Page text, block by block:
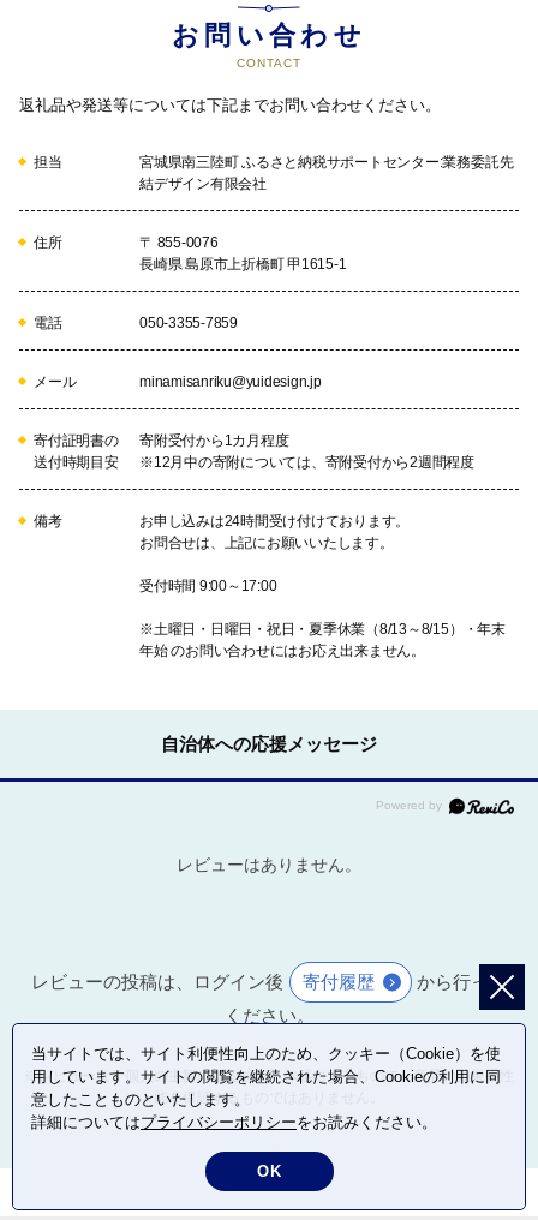
お問い合わせ
CONTACT
返礼品や発送等については下記までお問い合わせください。
担当
宮城県南三陸町 ふるさと納税サポートセンター:業務委託先
結デザイン有限会社
住所
〒 855-0076
長崎県 島原市上折橋町 甲1615-1
電話 050-3355-7859
メール minamisanriku@yuidesign.jp
寄付証明書の
送付時期目安
寄附受付から1カ月程度
※12月中の寄附については、寄附受付から2週間程度
備考
お申し込みは24時間受け付けております。
お問合せは、上記にお願いいたします。
受付時間 9:00～17:00
※土曜日・日曜日・祝日・夏季休業（8/13～8/15）・年末
年始 のお問い合わせにはお応え出来ません。
自治体への応援メッセージ
レビューはありません。
レビューの投稿は、ログイン後 寄付履歴
から行って
ください。
※レビューは、個人の主観による感想・体感によるもので、商品の効果や性
能を保証するものではありません。
当サイトでは、サイト利便性向上のため、クッキー（Cookie）を使
用しています。サイトの閲覧を継続された場合、Cookieの利用に同
意したことものといたします。
詳細についてはプライバシーポリシーをお読みください。
OK